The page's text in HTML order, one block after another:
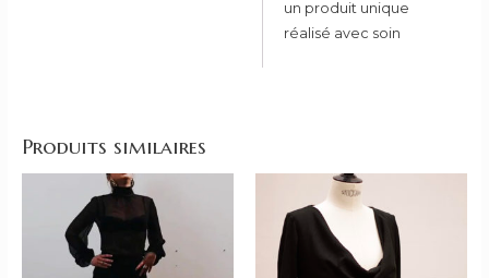
un produit unique
réalisé avec soin
Produits similaires